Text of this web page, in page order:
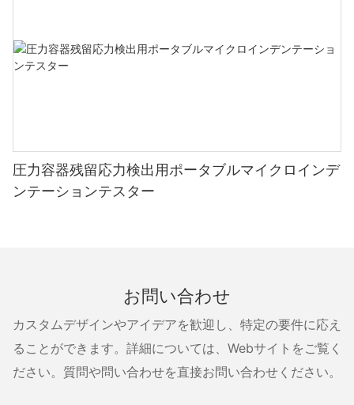
圧力容器残留応力検出用ポータブルマイクロインデ
ンテーションテスター
お問い合わせ
カスタムデザインやアイデアを歓迎し、特定の要件に応え
ることができます。詳細については、Webサイトをご覧く
ださい。質問や問い合わせを直接お問い合わせください。